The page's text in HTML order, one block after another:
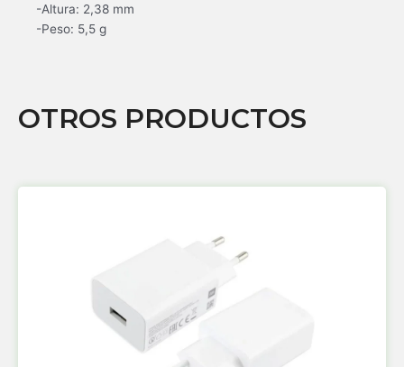
-Altura: 2,38 mm
-Peso: 5,5 g
OTROS PRODUCTOS